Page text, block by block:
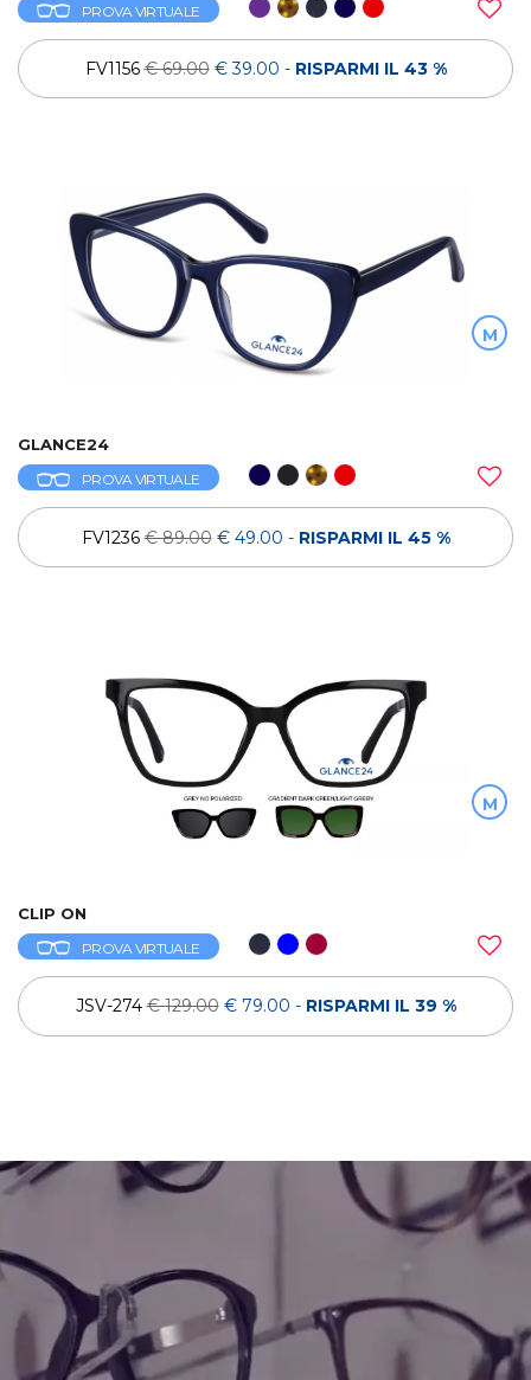
PROVA VIRTUALE
FV1156€ 69.00 € 39.00 - RISPARMI IL 43 %
M
GLANCE24
PROVA VIRTUALE
FV1236€ 89.00 € 49.00 - RISPARMI IL 45 %
M
CLIP ON
PROVA VIRTUALE
JSV-274€ 129.00 € 79.00 - RISPARMI IL 39 %